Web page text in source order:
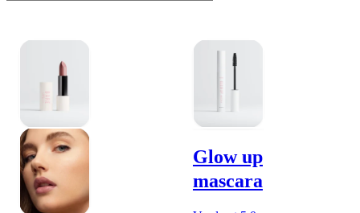
Glow up
mascara